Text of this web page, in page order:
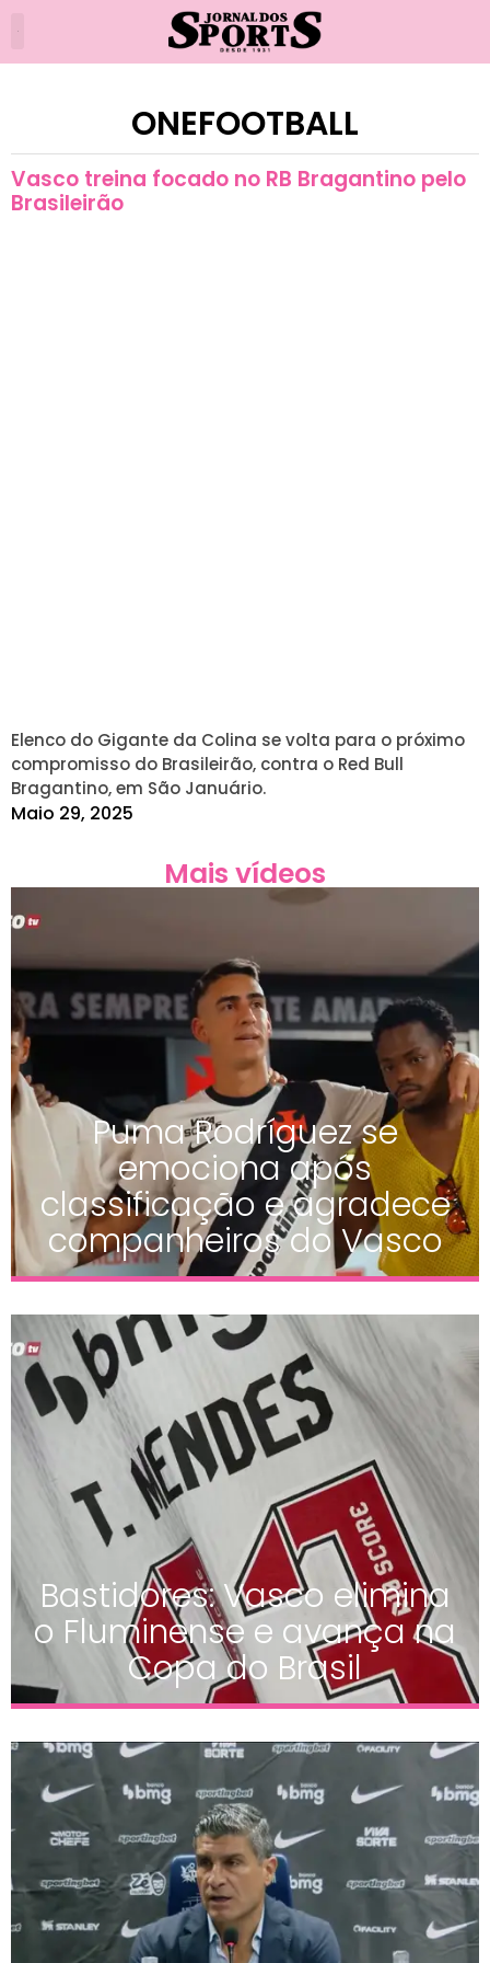
ONEFOOTBALL
Vasco treina focado no RB Bragantino pelo
Brasileirão
Elenco do Gigante da Colina se volta para o próximo
compromisso do Brasileirão, contra o Red Bull
Bragantino, em São Januário.
Maio 29, 2025
Mais vídeos
Puma Rodríguez se
emociona após
classificação e agradece
companheiros do Vasco
Bastidores: Vasco elimina
o Fluminense e avança na
Copa do Brasil